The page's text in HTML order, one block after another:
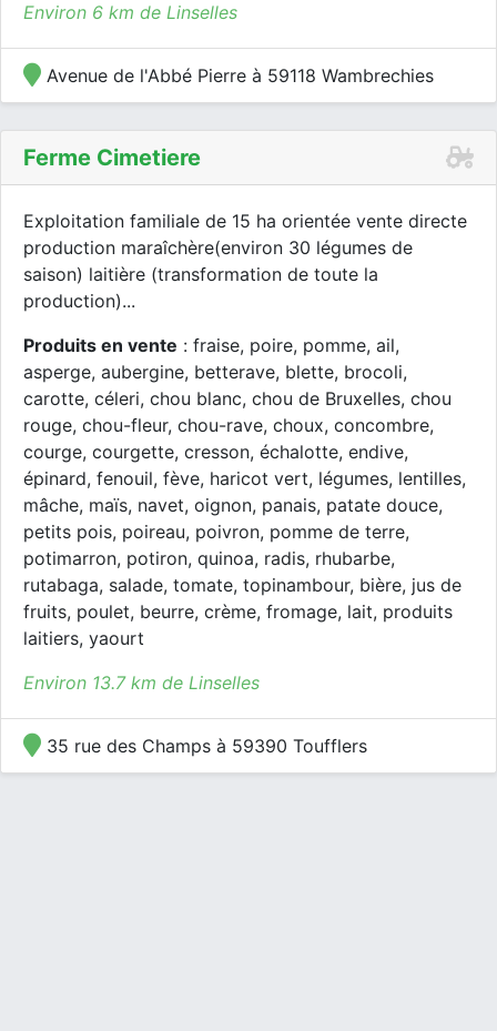
Environ 6 km de Linselles
Avenue de l'Abbé Pierre à 59118 Wambrechies
Ferme Cimetiere
Exploitation familiale de 15 ha orientée vente directe
production maraîchère(environ 30 légumes de
saison) laitière (transformation de toute la
production)...
Produits en vente : fraise, poire, pomme, ail,
asperge, aubergine, betterave, blette, brocoli,
carotte, céleri, chou blanc, chou de Bruxelles, chou
rouge, chou-fleur, chou-rave, choux, concombre,
courge, courgette, cresson, échalotte, endive,
épinard, fenouil, fève, haricot vert, légumes, lentilles,
mâche, maïs, navet, oignon, panais, patate douce,
petits pois, poireau, poivron, pomme de terre,
potimarron, potiron, quinoa, radis, rhubarbe,
rutabaga, salade, tomate, topinambour, bière, jus de
fruits, poulet, beurre, crème, fromage, lait, produits
laitiers, yaourt
Environ 13.7 km de Linselles
35 rue des Champs à 59390 Toufflers